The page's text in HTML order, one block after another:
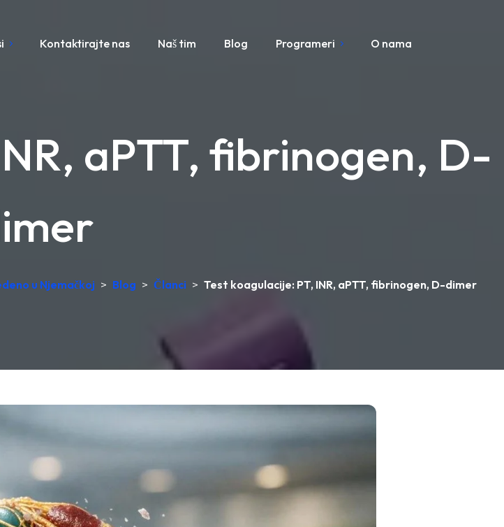
Kontaktirajte nas Naš tim Blog Programeri O nama
aPTT, fibrinogen, D-
u Njemačkoj > Blog > Članci > Test koagulacije: PT, INR, aPTT, fibrinogen, D-dimer